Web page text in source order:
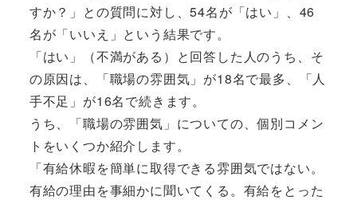
すか？」との質問に対し、54名が「はい」、46
名が「いいえ」という結果です。
「はい」（不満がある）と回答した人のうち、そ
の原因は、「職場の雰囲気」が18名で最多、「人
手不足」が16名で続きます。
うち、「職場の雰囲気」についての、個別コメン
トをいくつか紹介します。
「有給休暇を簡単に取得できる雰囲気ではない。
有給の理由を事細かに聞いてくる。有給をとった